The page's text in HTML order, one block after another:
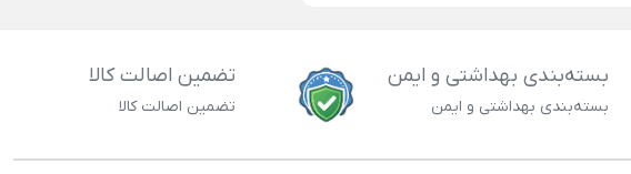
بسته‌بندی بهداشتی و ایمن
بسته‌بندی بهداشتی و ایمن
تضمین اصالت کالا
تضمین اصالت کالا